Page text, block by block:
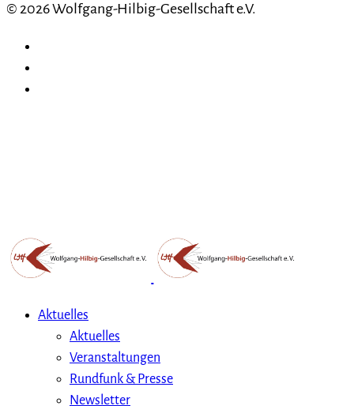
© 2026 Wolfgang-Hilbig-Gesellschaft e.V.
Aktuelles
Aktuelles
Veranstaltungen
Rundfunk & Presse
Newsletter